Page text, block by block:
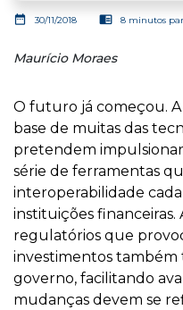
date_range 30/11/2018 chrome_reader_mode 8 minutos
Maurício Moraes
O futuro já começou.
base de muitas das
pretendem impulsionar
série de ferramentas
interoperabilidade
instituições financeiras.
regulatórios que
investimentos também
governo, facilitando
mudanças devem se